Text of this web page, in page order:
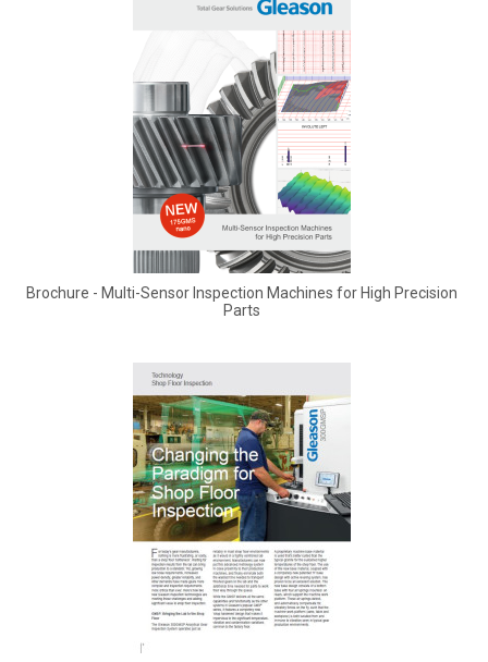
Brochure - Multi-Sensor Inspection Machines for High Precision
Parts